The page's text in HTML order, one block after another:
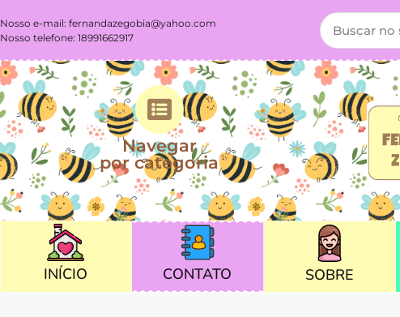
Nosso e-mail: fernandazegobia@yahoo.com
Nosso telefone: 18991662917
Navegar
por categoria
INÍCIO CONTATO SOBRE